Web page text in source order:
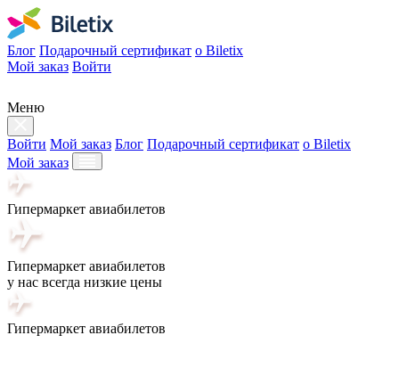
Блог Подарочный сертификат о Biletix
Мой заказ Войти
Меню
Войти Мой заказ Блог Подарочный сертификат о Biletix
Мой заказ
Гипермаркет авиабилетов
Гипермаркет авиабилетов
у нас всегда низкие цены
Гипермаркет авиабилетов